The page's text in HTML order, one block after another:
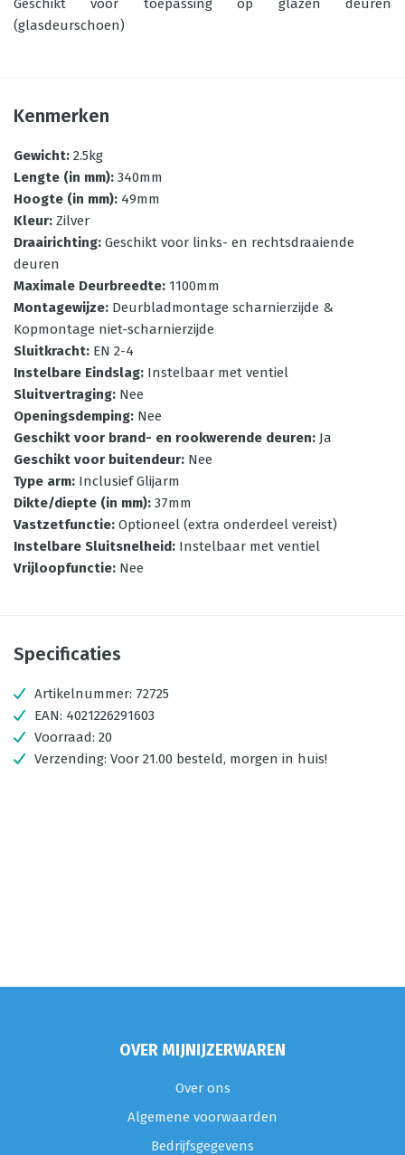
Geschikt voor toepassing op glazen deuren
(glasdeurschoen)
Kenmerken
Gewicht: 2.5kg
Lengte (in mm): 340mm
Hoogte (in mm): 49mm
Kleur: Zilver
Draairichting: Geschikt voor links- en rechtsdraaiende
deuren
Maximale Deurbreedte: 1100mm
Montagewijze: Deurbladmontage scharnierzijde &
Kopmontage niet-scharnierzijde
Sluitkracht: EN 2-4
Instelbare Eindslag: Instelbaar met ventiel
Sluitvertraging: Nee
Openingsdemping: Nee
Geschikt voor brand- en rookwerende deuren: Ja
Geschikt voor buitendeur: Nee
Type arm: Inclusief Glijarm
Dikte/diepte (in mm): 37mm
Vastzetfunctie: Optioneel (extra onderdeel vereist)
Instelbare Sluitsnelheid: Instelbaar met ventiel
Vrijloopfunctie: Nee
Specificaties
Artikelnummer: 72725
EAN: 4021226291603
Voorraad: 20
Verzending: Voor 21.00 besteld, morgen in huis!
OVER MIJNIJZERWAREN
Over ons
Algemene voorwaarden
Bedrijfsgegevens